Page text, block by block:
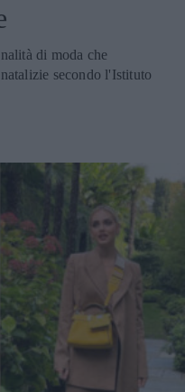
di moda che
secondo l'Istituto